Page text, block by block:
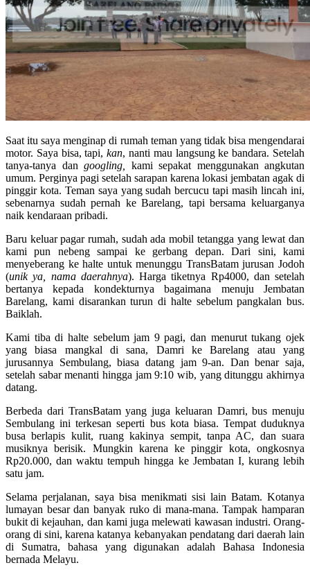
Saat itu saya menginap di rumah teman yang tidak bisa mengendarai
motor. Saya bisa, tapi,kan, nanti mau langsung ke bandara. Setelah
tanya-tanya dan googling, kami sepakat menggunakan angkutan
umum. Perginya pagi setelah sarapan karena lokasi jembatan agak di
pinggir kota. Teman saya yang sudah bercucu tapi masih lincah ini,
sebenarnya sudah pernah ke Barelang, tapi bersama keluarganya
naik kendaraan pribadi.
Baru keluar pagar rumah, sudah ada mobil tetangga yang lewat dan
kami pun nebeng sampai ke gerbang depan. Dari sini, kami
menyeberang ke halte untuk menunggu TransBatam jurusan Jodoh
(unik ya, nama daerahnya). Harga tiketnya Rp4000, dan setelah
bertanya kepada kondekturnya bagaimana menuju Jembatan
Barelang, kami disarankan turun di halte sebelum pangkalan bus.
Baiklah.
Kami tiba di halte sebelum jam 9 pagi, dan menurut tukang ojek
yang biasa mangkal di sana, Damri ke Barelang atau yang
jurusannya Sembulang, biasa datang jam 9-an. Dan benar saja,
setelah sabar menanti hingga jam 9:10 wib, yang ditunggu akhirnya
datang.
Berbeda dari TransBatam yang juga keluaran Damri, bus menuju
Sembulang ini terkesan seperti bus kota biasa. Tempat duduknya
busa berlapis kulit, ruang kakinya sempit, tanpa AC, dan suara
musiknya berisik. Mungkin karena ke pinggir kota, ongkosnya
Rp20.000, dan waktu tempuh hingga ke Jembatan I, kurang lebih
satu jam.
Selama perjalanan, saya bisa menikmati sisi lain Batam. Kotanya
lumayan besar dan banyak ruko di mana-mana. Tampak hamparan
bukit di kejauhan, dan kami juga melewati kawasan industri. Orang-
orang di sini, karena katanya kebanyakan pendatang dari daerah lain
di Sumatra, bahasa yang digunakan adalah Bahasa Indonesia
bernada Melayu.